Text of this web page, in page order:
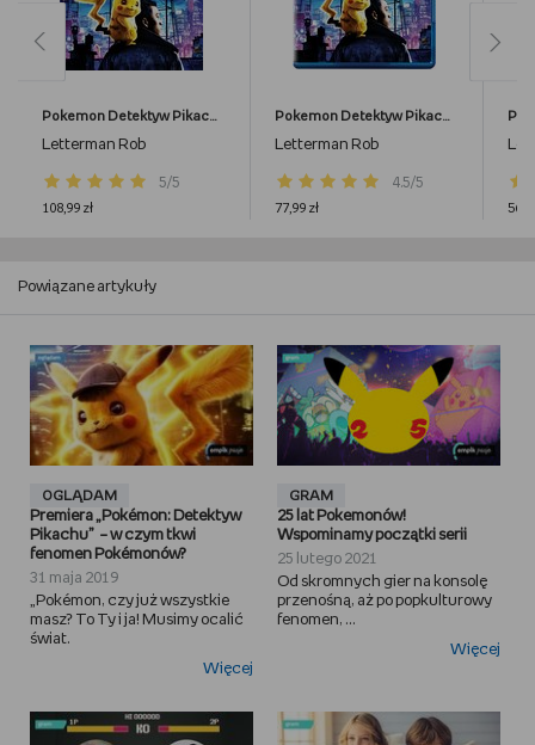
Pokemon Detektyw Pikachu
Letterman Rob
5/5
108,99 zł
Pokemon Detektyw Pikachu 3D
Letterman Rob
4.5/5
77,99 zł
Powiązane artykuły
OGLĄDAM
Premiera „Pokémon: Detektyw
Pikachu” – w czym tkwi
fenomen Pokémonów?
31 maja 2019
„Pokémon, czy już wszystkie
masz? To Ty i ja! Musimy ocalić
świat.
Więcej
GRAM
25 lat Pokemonów!
Wspominamy początki serii
25 lutego 2021
Od skromnych gier na konsolę
przenośną, aż po popkulturowy
fenomen, ...
Więcej